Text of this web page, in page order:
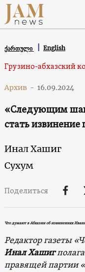
ქართული English
Грузино-абхазский
Архив - 16.09.2024
«Следующим
стать
Инал Хашиг
Сухум
Поделиться
Что думают в Абхазии об извинениях
Редактор газеты
Инал Хашиг
правящей партии